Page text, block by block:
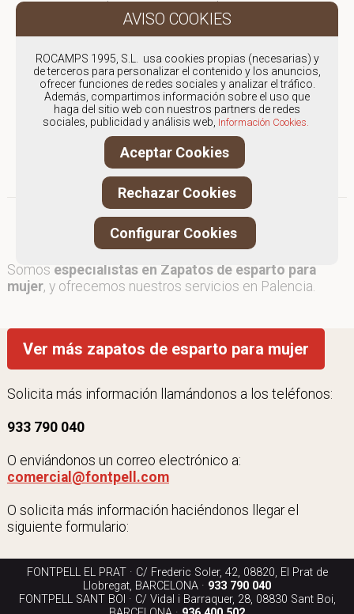
consultar
en comercial@fontpell.com.
Los envíos a Palencia gestionados
entre semana se entregarán en
menos de 48 horas; los pedidos
realizados en fin de semana, el
producto se enviará a partir del
lunes.
Somos especialistas en Zapatos de esparto para
mujer, y ofrecemos nuestros servicios en Palencia.
Ver más zapatos de esparto para mujer
Solicita más información llamándonos a los teléfonos:
933 790 040
O enviándonos un correo electrónico a:
comercial@fontpell.com
O solicita más información haciéndonos llegar el
siguiente formulario:
FONTPELL EL PRAT · C/ Frederic Soler, 42, 08820, El Prat de
Llobregat, BARCELONA · 933 790 040
FONTPELL SANT BOI · C/ Vidal i Barraquer, 28, 08830 Sant Boi,
ROCAMPS 1995, S.L. usa cookies propias (necesarias) y
de terceros para personalizar el contenido y los anuncios,
ofrecer funciones de redes sociales y analizar el tráfico.
Además, compartimos información sobre el uso que
haga del sitio web con nuestros partners de redes
sociales, publicidad y análisis web, Información Cookies.
Aceptar Cookies
Rechazar Cookies
Configurar Cookies